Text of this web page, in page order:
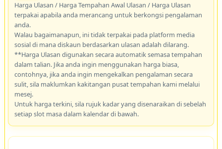
Harga Ulasan / Harga Tempahan Awal Ulasan / Harga Ulasan
terpakai apabila anda merancang untuk berkongsi pengalaman
anda.
Walau bagaimanapun, ini tidak terpakai pada platform media
sosial di mana diskaun berdasarkan ulasan adalah dilarang.
**Harga Ulasan digunakan secara automatik semasa tempahan
dalam talian. Jika anda ingin menggunakan harga biasa,
contohnya, jika anda ingin mengekalkan pengalaman secara
sulit, sila maklumkan kakitangan pusat tempahan kami melalui
mesej.
Untuk harga terkini, sila rujuk kadar yang disenaraikan di sebelah
setiap slot masa dalam kalendar di bawah.